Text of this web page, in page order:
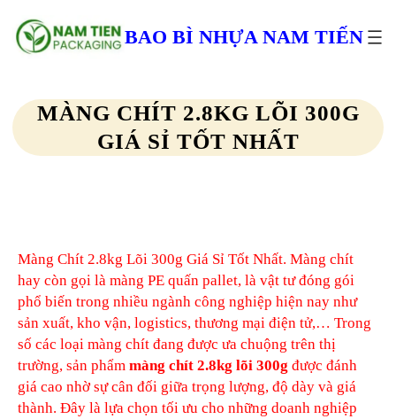
đến
phần
BAO BÌ NHỰA NAM TIẾN
MÀNG CHÍT 2.8KG LÕI 300G
GIÁ SỈ TỐT NHẤT
Màng Chít 2.8kg Lõi 300g Giá Sỉ Tốt Nhất. Màng chít
hay còn gọi là màng PE quấn pallet, là vật tư đóng gói
phổ biến trong nhiều ngành công nghiệp hiện nay như
sản xuất, kho vận, logistics, thương mại điện tử,… Trong
số các loại màng chít đang được ưa chuộng trên thị
trường, sản phẩm màng chít 2.8kg lõi 300g được đánh
giá cao nhờ sự cân đối giữa trọng lượng, độ dày và giá
thành. Đây là lựa chọn tối ưu cho những doanh nghiệp